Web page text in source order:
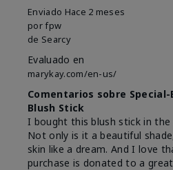
Enviado Hace 2 meses
porfpw
de Searcy
Evaluado en
marykay.com/en-us/
Comentarios sobre
Blush Stick
I bought this blush stick in the
Not only is it a beautiful
skin like a dream. And I love
purchase is donated to a